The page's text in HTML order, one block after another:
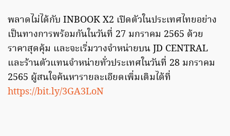
พลาดไม่ได้กับ INBOOK X2 เปิดตัวในประเทศไทยอย่าง
เป็นทางการพร้อมกันในวันที่ 27 มกราคม 2565 ด้วย
ราคาสุดคุ้ม และจะเริ่มวางจำหน่ายบน JD CENTRAL
และร้านตัวแทนจำหน่ายทั่วประเทศในวันที่ 28 มกราคม
2565 ผู้สนใจค้นหารายละเอียดเพิ่มเติมได้ที่
https://bit.ly/3GA3LoN